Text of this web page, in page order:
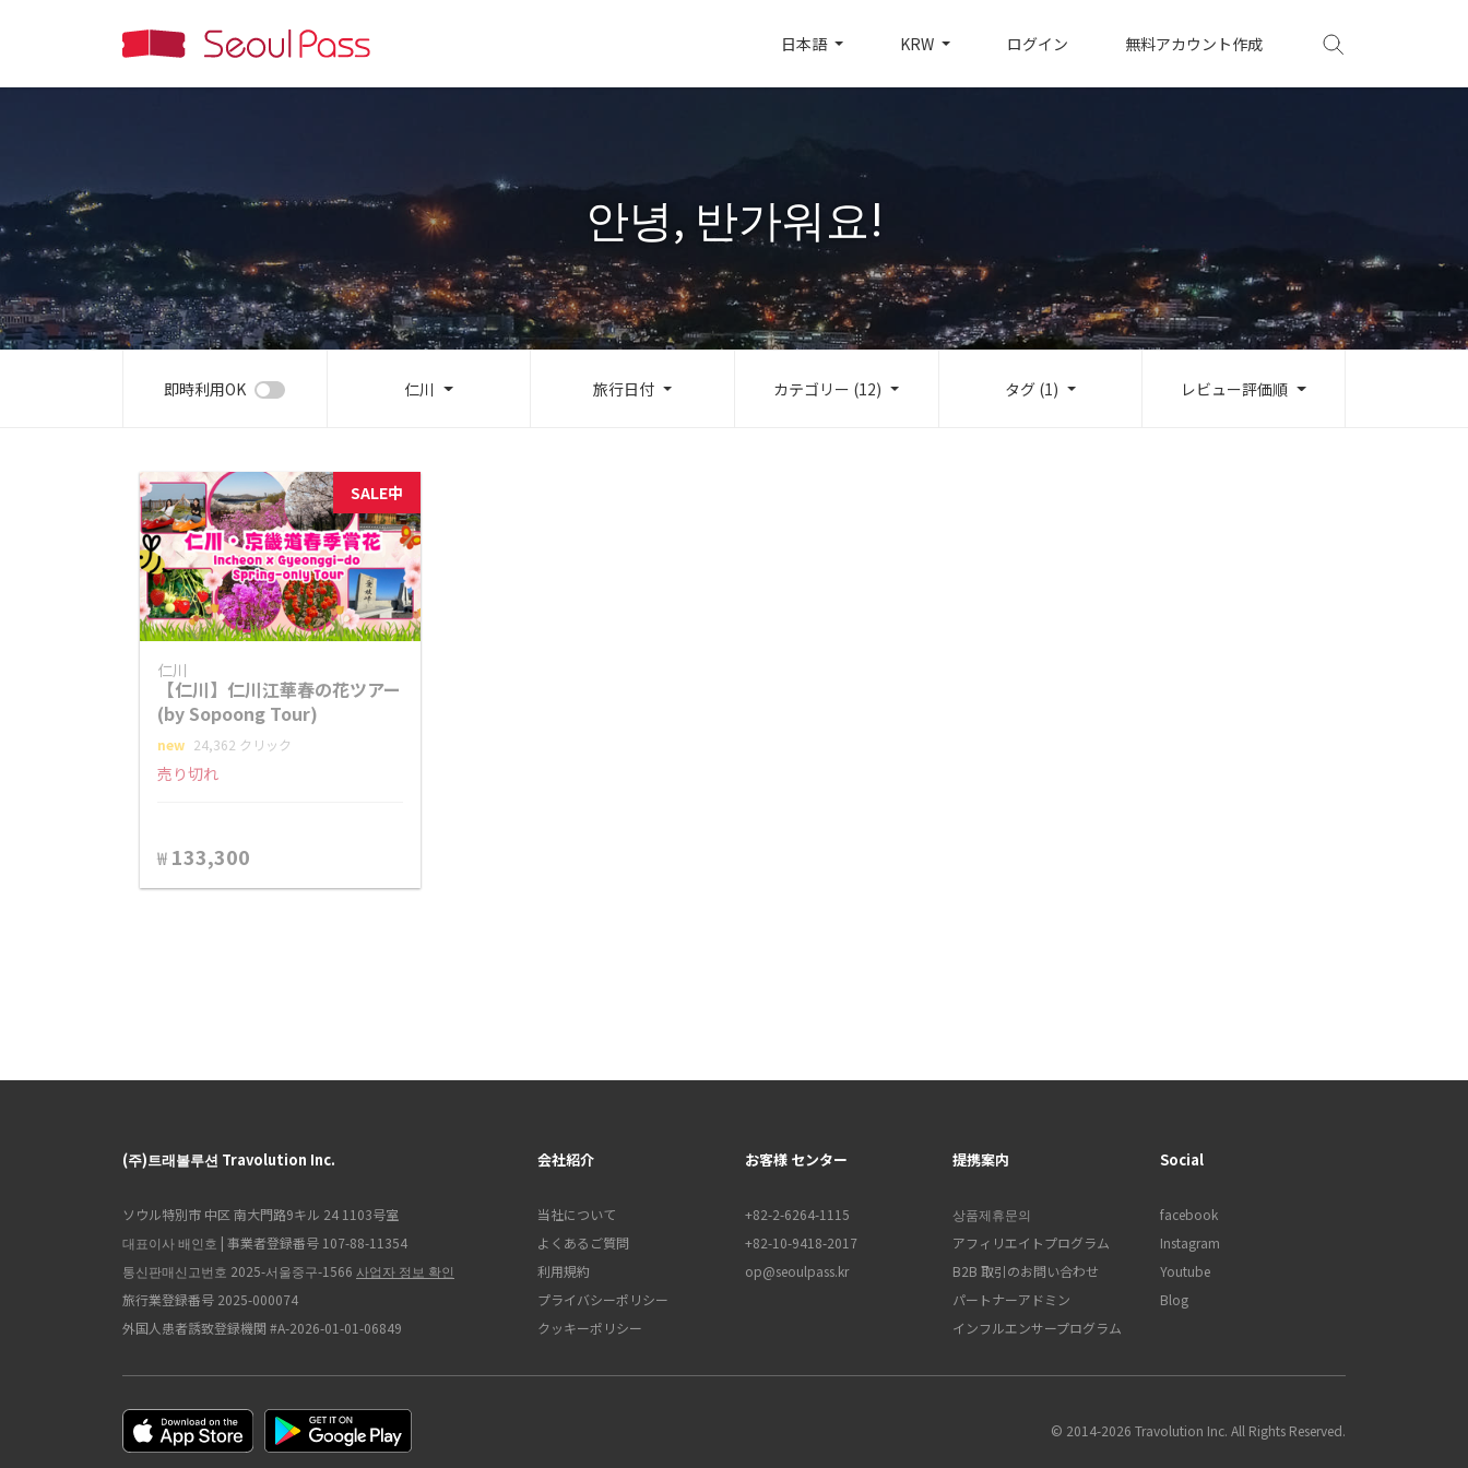
日本語 KRW ログイン 無料アカウント作成
안녕, 반가워요!
即時利用OK 仁川 旅行日付 カテゴリー (12) タグ (1) レビュー評価順
SALE中
仁川
【仁川】仁川江華春の花ツアー
(by Sopoong Tour)
new 24,362 クリック
売り切れ
₩ 133,300
(주)트래볼루션 Travolution Inc.
ソウル特別市 中区 南大門路9キル 24 1103号室
대표이사 배인호 | 事業者登録番号 107-88-11354
통신판매신고번호 2025-서울중구-1566 사업자 정보 확인
旅行業登録番号 2025-000074
外国人患者誘致登録機関 #A-2026-01-01-06849
会社紹介
当社について
よくあるご質問
利用規約
プライバシーポリシー
クッキーポリシー
お客様 センター
+82-2-6264-1115
+82-10-9418-2017
op@seoulpass.kr
提携案内
상품제휴문의
アフィリエイトプログラム
B2B 取引のお問い合わせ
パートナーアドミン
インフルエンサープログラム
Social
facebook
Instagram
Youtube
Blog
© 2014-2026 Travolution Inc. All Rights Reserved.